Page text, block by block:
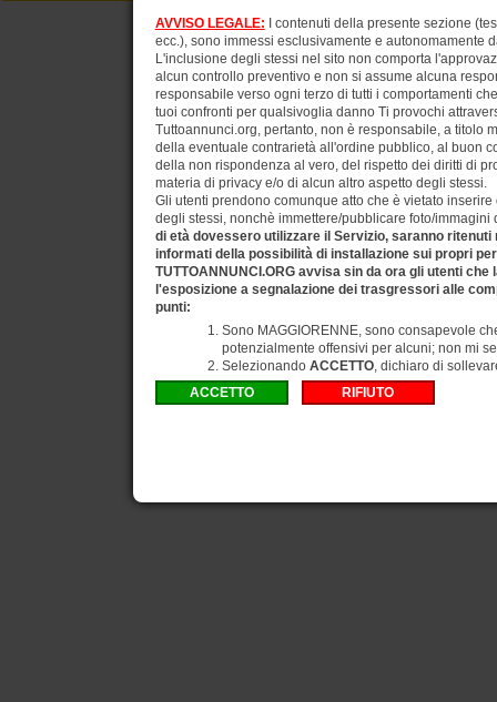
AVVISO LEGALE: I contenuti della presente sezione
ecc.), sono immessi esclusivamente e autonomamente
L'inclusione degli stessi nel sito non comporta
alcun controllo preventivo e non si assume alcuna
responsabile verso ogni terzo di tutti i comportamenti
tuoi confronti per qualsivoglia danno Ti provochi
Tuttoannunci.org, pertanto, non è responsabile, a titolo
della eventuale contrarietà all'ordine pubblico, al buon
della non rispondenza al vero, del rispetto dei diritti di
materia di privacy e/o di alcun altro aspetto degli stessi.
Gli utenti prendono comunque atto che è vietato
degli stessi, nonchè immettere/pubblicare foto/
di età dovessero utilizzare il Servizio, saranno
informati della possibilità di installazione sui propri
TUTTOANNUNCI.ORG avvisa sin da ora gli utenti
l'esposizione a segnalazione dei trasgressori alle
punti:
Sono MAGGIORENNE, sono consapevole
potenzialmente offensivi per alcuni; non mi
Selezionando ACCETTO, dichiaro di